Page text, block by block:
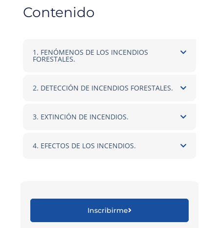
Contenido
1. FENÓMENOS DE LOS INCENDIOS
FORESTALES.
2. DETECCIÓN DE INCENDIOS FORESTALES.
3. EXTINCIÓN DE INCENDIOS.
4. EFECTOS DE LOS INCENDIOS.
Inscribirme